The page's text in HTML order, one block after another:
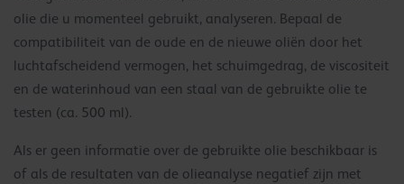
olie die u momenteel gebruikt, analyseren. Bepaal de
compatibiliteit van de oude en de nieuwe oliën door het
luchtafscheidend vermogen, het schuimgedrag, de viscositeit
en de waterinhoud van een staal van de gebruikte olie te
testen (ca. 500 ml).
Als er geen informatie over de gebruikte olie beschikbaar is
of als de resultaten van de olieanalyse negatief zijn met